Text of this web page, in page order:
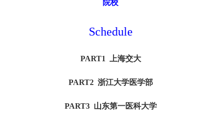
院校
Schedule
PART1 上海交大
PART2 浙江大学医学部
PART3 山东第一医科大学